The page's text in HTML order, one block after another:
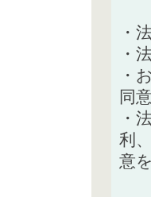
・
・
・
同
・
利
意